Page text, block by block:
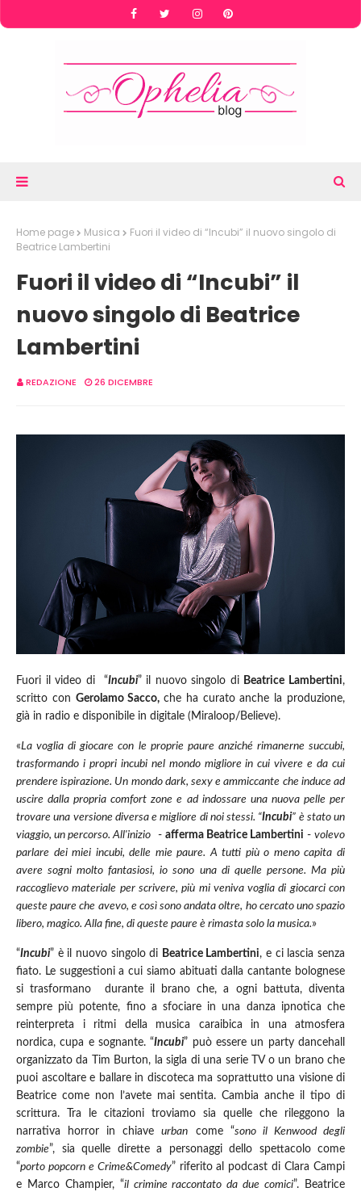
Home page Musica
Fuori il video di “Incubi” il nuovo singolo di
Beatrice Lambertini
Fuori il video di “Incubi” il
nuovo singolo di Beatrice
Lambertini
REDAZIONE 26 DICEMBRE
Fuori il video di “Incubi” il nuovo singolo di Beatrice Lambertini,
scritto con Gerolamo Sacco,che ha curato anche la produzione,
già in radio e disponibile in digitale (Miraloop/Believe).
«La voglia di giocare con le proprie paure anziché rimanerne succubi,
trasformando i propri incubi nel mondo migliore in cui vivere e da cui
prendere ispirazione. Un mondo dark, sexy e ammiccante che induce ad
uscire dalla propria comfort zone e ad indossare una nuova pelle per
trovare una versione diversa e migliore di noi stessi. “Incubi” è stato un
viaggio, un percorso. All'inizio - afferma Beatrice Lambertini -volevo
parlare dei miei incubi, delle mie paure. A tutti più o meno capita di
avere sogni molto fantasiosi, io sono una di quelle persone. Ma più
raccoglievo materiale per scrivere, più mi veniva voglia di giocarci con
queste paure che avevo, e così sono andata oltre, ho cercato uno spazio
libero, magico. Alla fine, di queste paure è rimasta solo la musica.»
“Incubi” è il nuovo singolo di Beatrice Lambertini, e ci lascia senza
fiato. Le suggestioni a cui siamo abituati dalla cantante bolognese
si trasformano durante il brano che, a ogni battuta, diventa
sempre più potente, fino a sfociare in una danza ipnotica che
reinterpreta i ritmi della musica caraibica in una atmosfera
nordica, cupa e sognante. “Incubi” può essere un party dancehall
organizzato da Tim Burton, la sigla di una serie TV o un brano che
puoi ascoltare e ballare in discoteca ma soprattutto una visione di
Beatrice come non l’avete mai sentita. Cambia anche il tipo di
scrittura. Tra le citazioni troviamo sia quelle che rileggono la
narrativa horror in chiaveurban come “sono il Kenwood degli
zombie”, sia quelle dirette a personaggi dello spettacolo come
“porto popcorn e Crime&Comedy” riferito al podcast di Clara Campi
e Marco Champier, “il crimine raccontato da due comici”. Beatrice